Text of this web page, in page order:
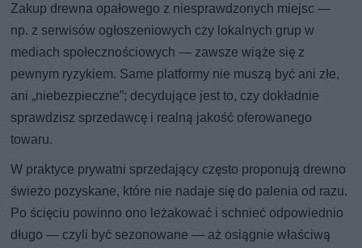
Zakup drewna opałowego z niesprawdzonych miejsc —
np. z serwisów ogłoszeniowych czy lokalnych grup w
mediach społecznościowych — zawsze wiąże się z
pewnym ryzykiem. Same platformy nie muszą być ani złe,
ani „niebezpieczne”; decydujące jest to, czy dokładnie
sprawdzisz sprzedawcę i realną jakość oferowanego
towaru.
W praktyce prywatni sprzedający często proponują drewno
świeżo pozyskane, które nie nadaje się do palenia od razu.
Po ścięciu powinno ono leżakować i schnieć odpowiednio
długo — czyli być sezonowane — aż osiągnie właściwą